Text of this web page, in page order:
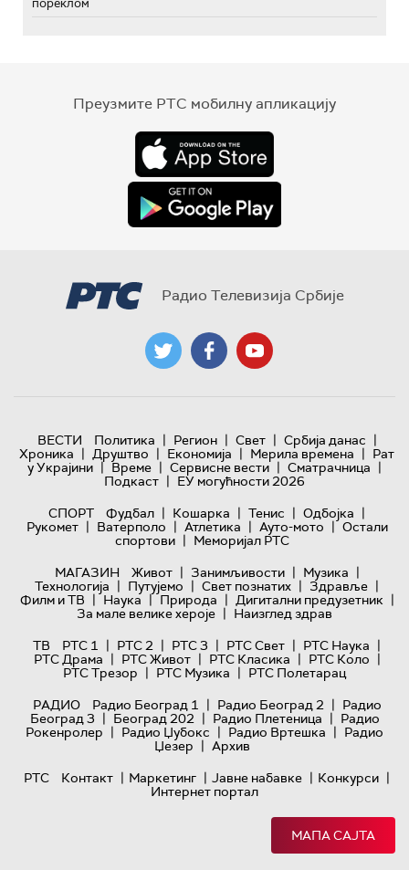
пореклом
Преузмите РТС мобилну апликацију
Радио Телевизија Србије
ВЕСТИ Политика | Регион | Свет | Србија данас |
Хроника | Друштво | Економија | Мерила времена | Рат
у Украјини | Време | Сервисне вести | Сматрачница |
Подкаст | ЕУ могућности 2026
СПОРТ
Фудбал | Кошарка | Тенис | Одбојка |
Рукомет | Ватерполо | Атлетика | Ауто-мото | Остали
спортови | Меморијал РТС
МАГАЗИН
Живот | Занимљивости | Музика |
Технологијa | Путујемо | Свет познатих | Здравље |
Филм и ТВ | Наука | Природа | Дигитални предузетник |
За мале велике хероје | Наизглед здрав
ТВ
РТС 1 | РТС 2 | РТС 3 | РТС Свет | РТС Наука |
РТС Драма | РТС Живот | РТС Класика | РТС Коло |
РТС Трезор | РТС Музика | РТС Полетарац
РАДИО
Радио Београд 1 | Радио Београд 2 | Радио
Београд 3 | Београд 202 | Радио Плетеница | Радио
Рокенролер | Радио Џубокс | Радио Вртешка | Радио
Џезер | Архив
РТС
Контакт | Маркетинг | Јавне набавке | Конкурси |
Интернет портал
МАПА САЈТА